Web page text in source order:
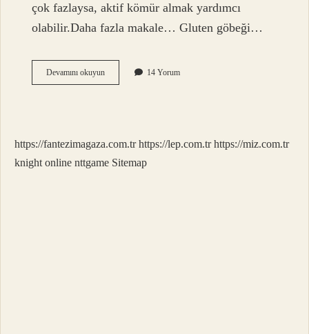
çok fazlaysa, aktif kömür almak yardımcı
olabilir.Daha fazla makale… Gluten göbeği…
Devamını okuyunGluten
Vücuttan
14 Yorum
https://fantezimagaza.com.tr https://lep.com.tr https://miz.com.tr
knight online nttgame Sitemap